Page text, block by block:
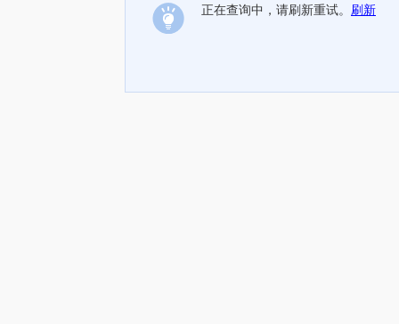
正在查询中，请刷新重试。 刷新